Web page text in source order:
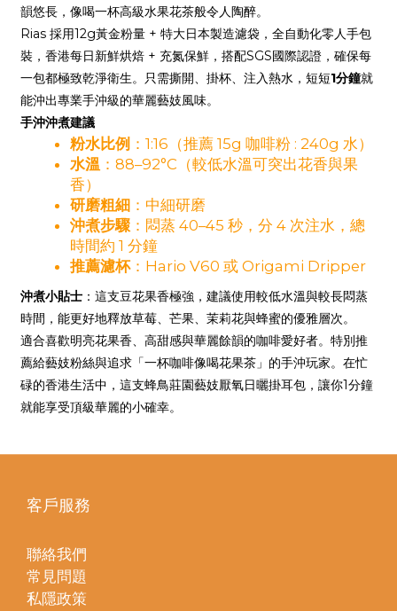
韻悠長，像喝一杯高級水果花茶般令人陶醉。
Rias 採用12g黃金粉量 + 特大日本製造濾袋，全自動化零人手包
裝，香港每日新鮮烘焙 + 充氮保鮮，搭配SGS國際認證，確保每
一包都極致乾淨衛生。只需撕開、掛杯、注入熱水，短短1分鐘就
能沖出專業手沖級的華麗藝妓風味。
手沖沖煮建議
粉水比例 ：1:16（推薦 15g 咖啡粉 : 240g 水）
水溫 ：88–92°C（較低水溫可突出花香與果
香）
研磨粗細 ：中細研磨
沖煮步驟 ：悶蒸 40–45 秒，分 4 次注水，總
時間約 1 分鐘
推薦濾杯：Hario V60 或 Origami Dripper
沖煮小貼士 ：這支豆花果香極強，建議使用較低水溫與較長悶蒸
時間，能更好地釋放草莓、芒果、茉莉花與蜂蜜的優雅層次。
適合喜歡明亮花果香、高甜感與華麗餘韻的咖啡愛好者。特別推
薦給藝妓粉絲與追求「一杯咖啡像喝花果茶」的手沖玩家。在忙
碌的香港生活中，這支蜂鳥莊園藝妓厭氧日曬掛耳包，讓你1分鐘
就能享受頂級華麗的小確幸。
客戶服務
聯絡我們
常見問題
私隱政策